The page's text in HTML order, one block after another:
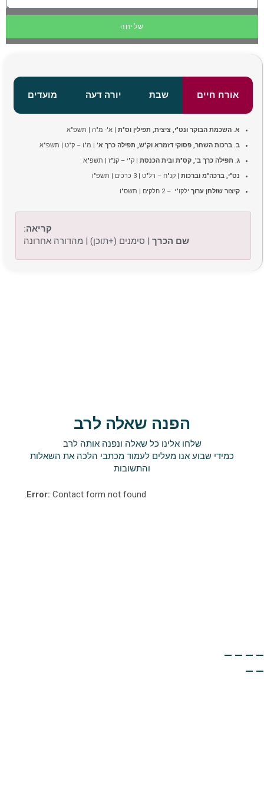
שליחה
אורח חיים שבת יורה דעה מועדים
א. השכמת הבוקר ונט"י, ציצית, תפילין וס"ת | א'- מ"ה | תשפ"א
ב. ברכות השחר, פסוקי דזמרא וק"ש, תפילה כרך א'| מ"ו – ק"ט | תשפ"א
ג. תפילה כרך ב', קס"ת ובית הכנסת| ק"י – קנ"ז | תשפ"א
נט"י, ברכה"מ וברכות| קנ"ח – רל"ט | 3 כרכים | תשפ"ו
קיצור שולחן ערוך ילקו"י – 2 חלקים | תשס"ו
קריאה:
שם הכרך| סימנים (+תוכן) | מהדורה אחרונה
הפנה שאלה לרב
שלחו אלינו כל שאלה ונפנה אותה לרב
כמידי שבוע אנו מעלים לעמוד מכתבי הלכה את השאלות
והתשובות
Error:Contact form not found.